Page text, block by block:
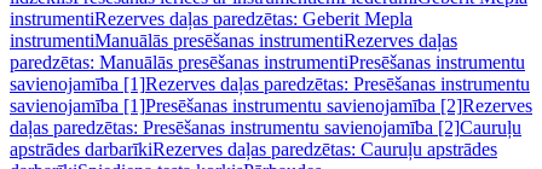
instrumentiRezerves daļas paredzētas: Geberit Mepla
instrumentiManuālās presēšanas instrumentiRezerves daļas
paredzētas: Manuālās presēšanas instrumentiPresēšanas instrumentu
savienojamība [1]Rezerves daļas paredzētas: Presēšanas instrumentu
savienojamība [1]Presēšanas instrumentu savienojamība [2]Rezerves
daļas paredzētas: Presēšanas instrumentu savienojamība [2]Cauruļu
apstrādes darbarīkiRezerves daļas paredzētas: Cauruļu apstrādes